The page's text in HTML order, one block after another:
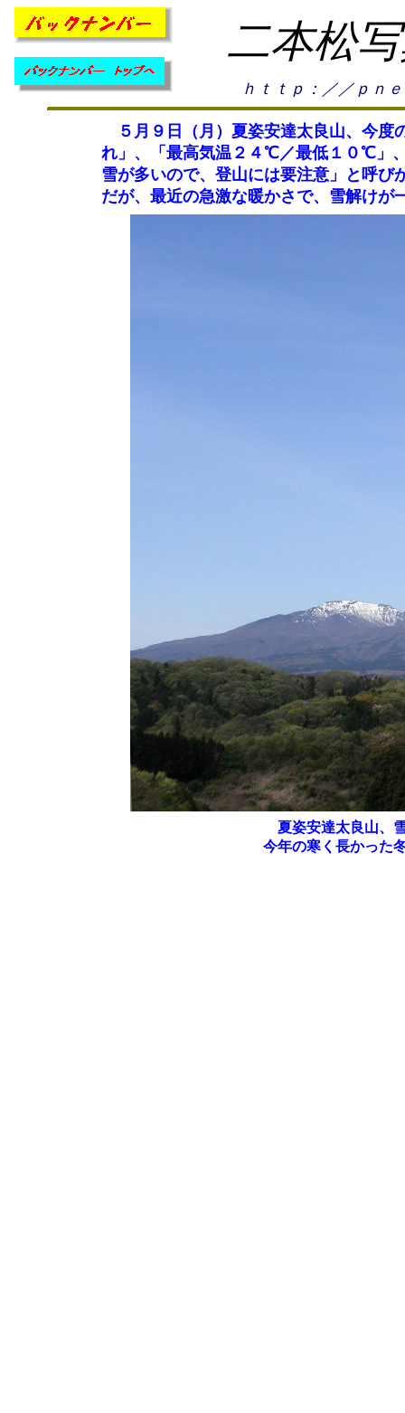
二本松
ｈｔｔｐ：／／ｐｎ
５月９日（月）夏姿安達太良山、今度
れ」、「最高気温２４℃／最低１０℃」
雪が多いので、登山には要注意」と呼
だが、最近の急激な暖かさで、雪解けが
夏姿安達太良山、
今年の寒く長かった